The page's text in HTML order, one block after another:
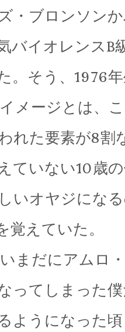
・ブロンソン
バイオレンスB
。そう、1976
メージとは、
れた要素が8割
ていない10歳
いオヤジにな
えていた。
まだにアムロ
ってしまった
ようになった